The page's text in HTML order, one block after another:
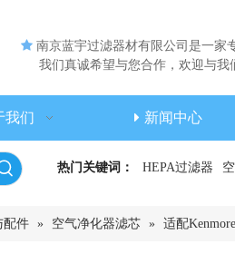
 南京蓝宇过滤器材有限公司是一家
我们真诚希望与您合作，欢迎与我
我们 新闻中心
热门关键词： HEPA过滤器
配件 » 空气净化器滤芯 » 适配